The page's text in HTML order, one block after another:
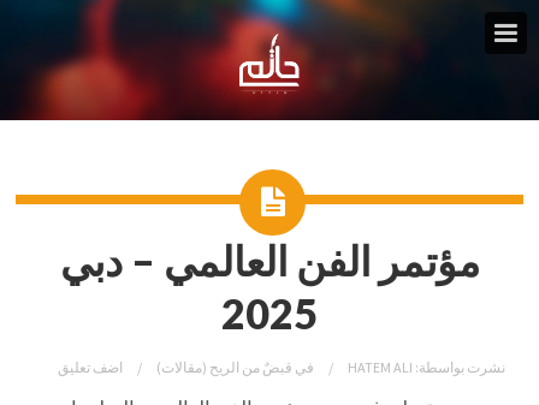
مؤتمر الفن العالمي – دبي
2025
نشرت بواسطة: HATEM ALI في قبضٌ من الريح (مقالات) اضف تعليق